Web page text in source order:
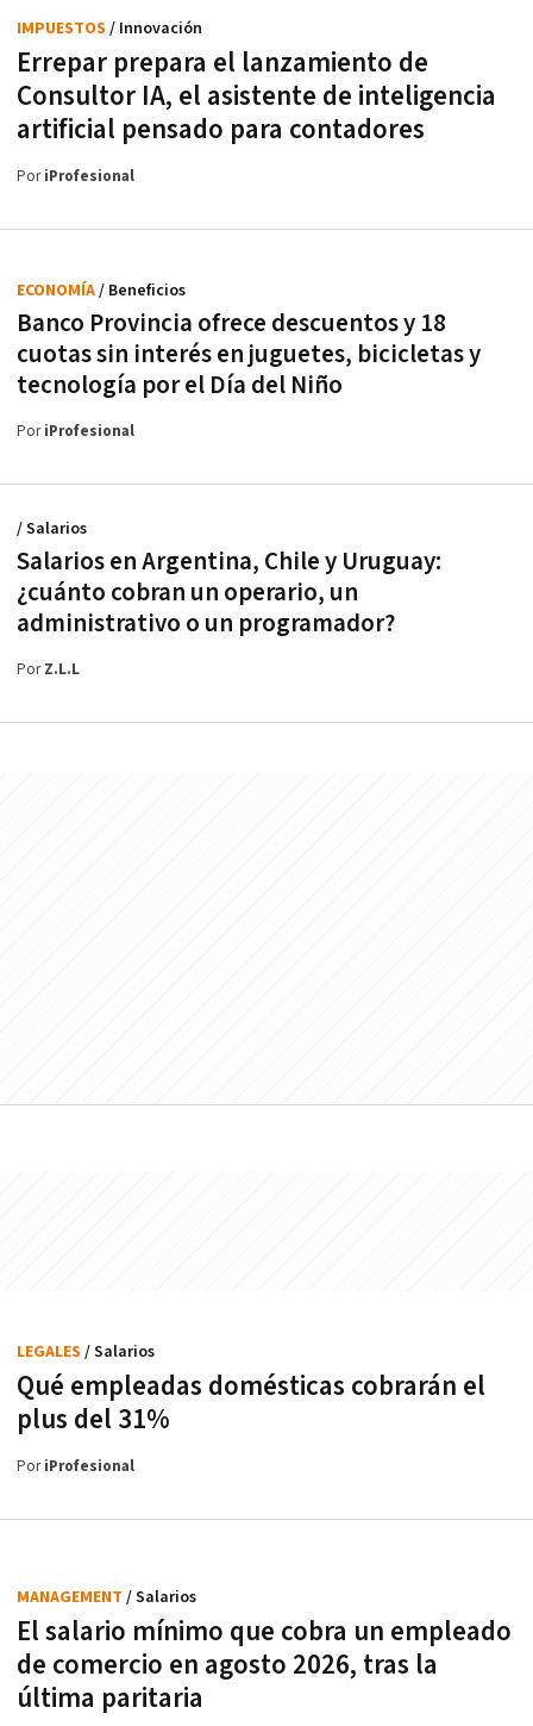
Errepar prepara el lanzamiento de
Consultor IA, el asistente de inteligencia
artificial pensado para contadores
IMPUESTOS / Innovación
PoriProfesional
Banco Provincia ofrece descuentos y 18
cuotas sin interés en juguetes, bicicletas y
tecnología por el Día del Niño
ECONOMÍA/ Beneficios
PoriProfesional
Salarios en Argentina, Chile y Uruguay:
¿cuánto cobran un operario, un
administrativo o un programador?
/ Salarios
PorZ.L.L
Qué empleadas domésticas cobrarán el
plus del 31%
LEGALES / Salarios
PoriProfesional
El salario mínimo que cobra un empleado
de comercio en agosto 2026, tras la
última paritaria
MANAGEMENT / Salarios